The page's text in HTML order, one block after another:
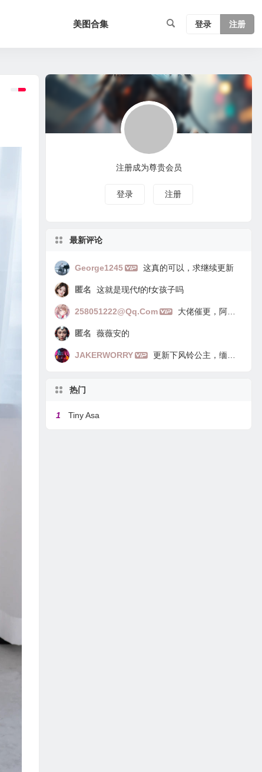
美图合集 登录 注册
注册成为尊贵会员
登录 注册
最新评论
George1245 这真的可以，求继续更新
匿名 这就是现代f的f女孩子吗
258051222@qq.com 大佬催更，阿里嘎多
匿名 薇薇安的
JAKERWORRY 更新下风铃公主，缅因猫
热门
1 Tiny Asa